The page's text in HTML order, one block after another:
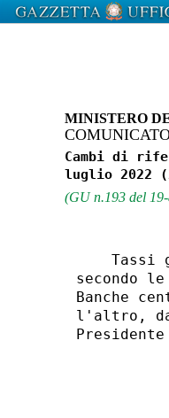
MINISTERO
Cambi di
(GU n.193 del
Tassi
secondo
Banche
l'altro,